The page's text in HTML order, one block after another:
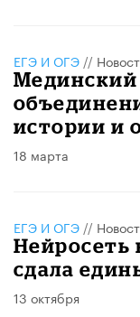
ЕГЭ И ОГЭ //
Мединский
истории и
18 марта
ЕГЭ И ОГЭ //
Нейросеть
сдала
13 октября